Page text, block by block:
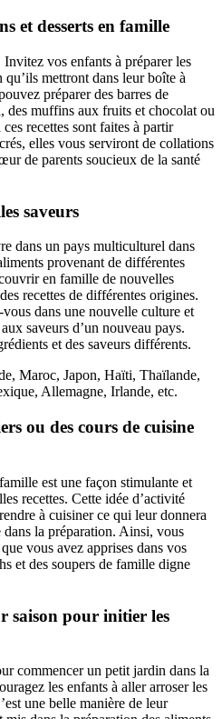
et desserts en famille
vos enfants à préparer les
qu’ils mettront dans leur boîte à
préparer des barres de
des muffins aux fruits et chocolat ou
recettes sont faites à partir
elles vous serviront de collations
de parents soucieux de la santé
saveurs
dans un pays multiculturel dans
provenant de différentes
en famille de nouvelles
recettes de différentes origines.
dans une nouvelle culture et
saveurs d’un nouveau pays.
et des saveurs différents.
Maroc, Japon, Haïti, Thaïlande,
Allemagne, Irlande, etc.
ou des cours de cuisine
est une façon stimulante et
recettes. Cette idée d’activité
à cuisiner ce qui leur donnera
la préparation. Ainsi, vous
vous avez apprises dans vos
et des soupers de famille digne
saison pour initier les
commencer un petit jardin dans la
les enfants à aller arroser les
une belle manière de leur